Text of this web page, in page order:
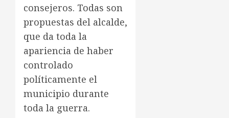
consejeros. Todas son
propuestas del alcalde,
que da toda la
apariencia de haber
controlado
políticamente el
municipio durante
toda la guerra.